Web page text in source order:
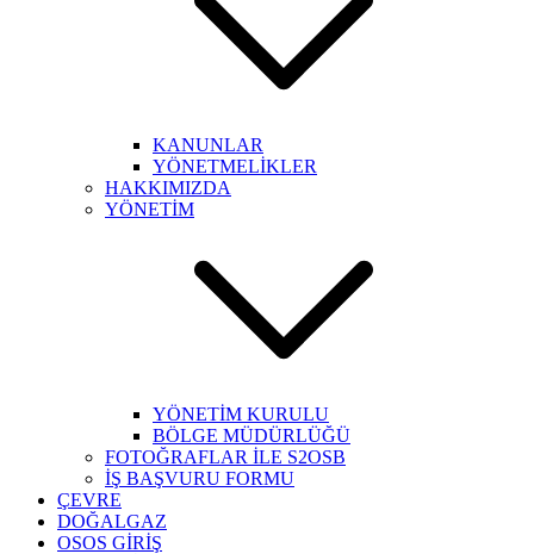
KANUNLAR
YÖNETMELİKLER
HAKKIMIZDA
YÖNETİM
YÖNETİM KURULU
BÖLGE MÜDÜRLÜĞÜ
FOTOĞRAFLAR İLE S2OSB
İŞ BAŞVURU FORMU
ÇEVRE
DOĞALGAZ
OSOS GİRİŞ